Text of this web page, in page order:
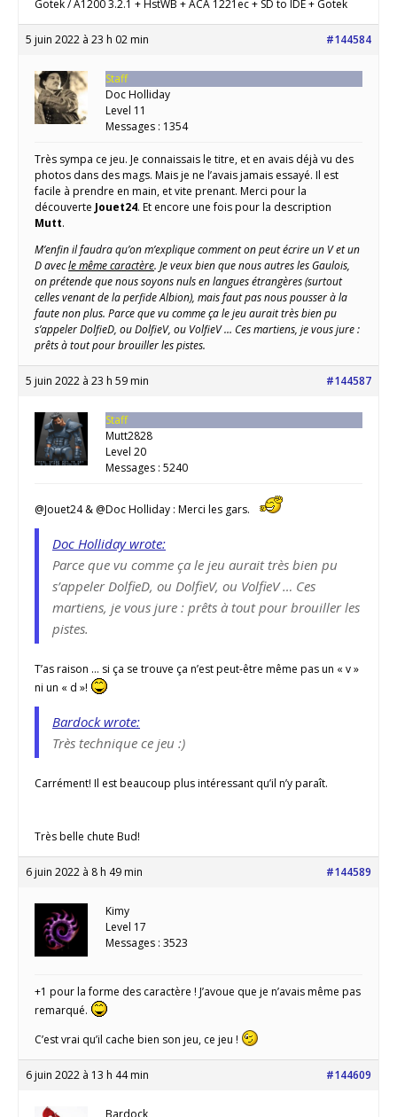
Gotek / A1200 3.2.1 + HstWB + ACA 1221ec + SD to IDE + Gotek
5 juin 2022 à 23 h 02 min #144584
Staff
Doc Holliday
Level 11
Messages : 1354
Très sympa ce jeu. Je connaissais le titre, et en avais déjà vu des
photos dans des mags. Mais je ne l’avais jamais essayé. Il est
facile à prendre en main, et vite prenant. Merci pour la
découverte Jouet24. Et encore une fois pour la description
Mutt.
M’enfin il faudra qu’on m’explique comment on peut écrire un V et un
D avecle même caractère. Je veux bien que nous autres les Gaulois,
on prétende que nous soyons nuls en langues étrangères (surtout
celles venant de la perfide Albion), mais faut pas nous pousser à la
faute non plus. Parce que vu comme ça le jeu aurait très bien pu
s’appeler DolfieD, ou DolfieV, ou VolfieV … Ces martiens, je vous jure :
prêts à tout pour brouiller les pistes.
5 juin 2022 à 23 h 59 min #144587
Staff
Mutt2828
Level 20
Messages : 5240
@Jouet24 & @Doc Holliday : Merci les gars.
Doc Holliday wrote:
Parce que vu comme ça le jeu aurait très bien pu
s’appeler DolfieD, ou DolfieV, ou VolfieV … Ces
martiens, je vous jure : prêts à tout pour brouiller les
pistes.
T’as raison … si ça se trouve ça n’est peut-être même pas un « v »
ni un « d »!
Bardock wrote:
Très technique ce jeu :)
Carrément! Il est beaucoup plus intéressant qu’il n’y paraît.
Très belle chute Bud!
6 juin 2022 à 8 h 49 min #144589
Kimy
Level 17
Messages : 3523
+1 pour la forme des caractère ! J’avoue que je n’avais même pas
remarqué.
C’est vrai qu’il cache bien son jeu, ce jeu !
6 juin 2022 à 13 h 44 min #144609
Bardock